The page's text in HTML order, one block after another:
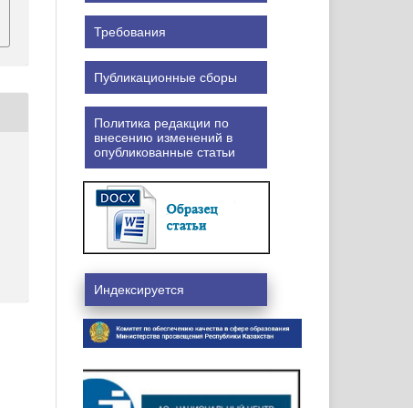
Требования
Публикационные сборы
Политика редакции по
внесению изменений в
опубликованные статьи
Индексируется